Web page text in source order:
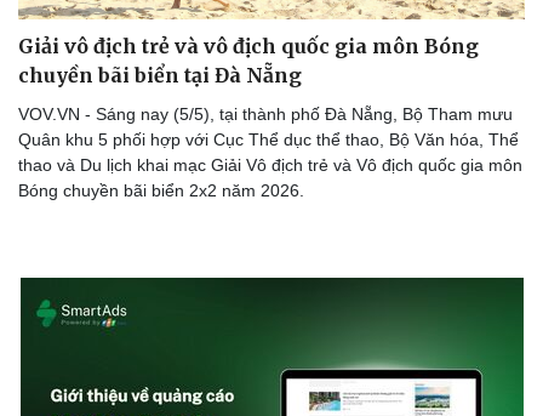
Giải vô địch trẻ và vô địch quốc gia môn Bóng
chuyền bãi biển tại Đà Nẵng
VOV.VN - Sáng nay (5/5), tại thành phố Đà Nẵng, Bộ Tham mưu
Quân khu 5 phối hợp với Cục Thể dục thể thao, Bộ Văn hóa, Thể
thao và Du lịch khai mạc Giải Vô địch trẻ và Vô địch quốc gia môn
Bóng chuyền bãi biển 2x2 năm 2026.